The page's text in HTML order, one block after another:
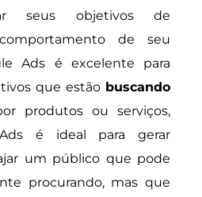
seus objetivos de
de seu
Ads é excelente para
que estão buscando
produtos ou serviços,
é ideal para gerar
um público que pode
procurando, mas que